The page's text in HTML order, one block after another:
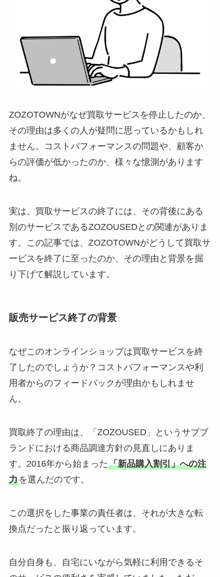
ZOZOTOWNがなぜ買取サービスを停止したのか、
その理由は多くの人が疑問に思っているかもしれ
ません。コストパフォーマンスの問題や、顧客か
らの評価が低かったのか、様々な憶測があります
ね。
実は、買取サービスの終了には、その背後にある
別のサービスであるZOZOUSEDとの関連がありま
す。この記事では、ZOZOTOWNがどうして買取サ
ービスを終了に至ったのか、その理由と背景を掘
り下げて解説しています。
販売サービス終了の背景
なぜこのオンラインショップは買取サービスを終
了したのでしょうか？コストパフォーマンスや利
用者からのフィードバックが理由かもしれませ
ん。
買取終了の理由は、「ZOZOUSED」というサブブ
ランドにおける商品調達方針の見直しにありま
す。2016年から始まった「新品購入割引」への注
力を選んだのです。
この選択をした事業の責任者は、それが大きな転
換点だったと振り返っています。
自分自身も、自宅にいながら気軽に利用できるそ